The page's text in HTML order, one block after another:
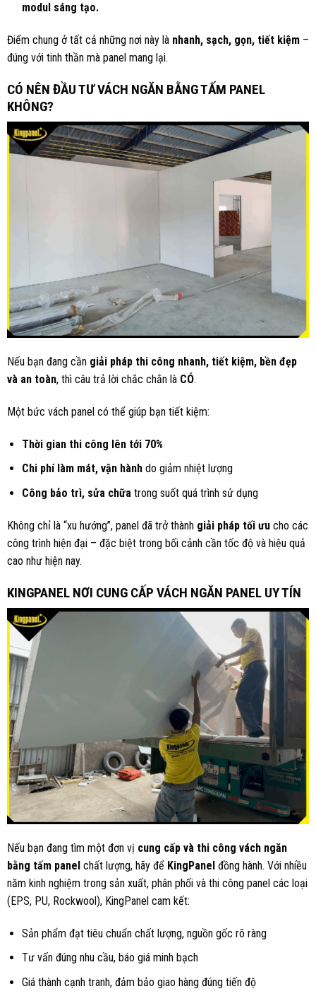
modul sáng tạo.
Điểm chung ở tất cả những nơi này là nhanh, sạch, gọn, tiết kiệm –
đúng với tinh thần mà panel mang lại.
CÓ NÊN ĐẦU TƯ VÁCH NGĂN BẰNG TẤM PANEL
KHÔNG?
Nếu bạn đang cần giải pháp thi công nhanh, tiết kiệm, bền đẹp
và an toàn, thì câu trả lời chắc chắn là CÓ.
Một bức vách panel có thể giúp bạn tiết kiệm:
Thời gian thi công lên tới 70%
Chi phí làm mát, vận hànhdo giảm nhiệt lượng
Công bảo trì, sửa chữatrong suốt quá trình sử dụng
Không chỉ là “xu hướng”, panel đã trở thành giải pháp tối ưu cho các
công trình hiện đại – đặc biệt trong bối cảnh cần tốc độ và hiệu quả
cao như hiện nay.
KINGPANEL NƠI CUNG CẤP VÁCH NGĂN PANEL UY TÍN
Nếu bạn đang tìm một đơn vị cung cấp và thi công vách ngăn
bằng tấm panel chất lượng, hãy để KingPanel đồng hành. Với nhiều
năm kinh nghiệm trong sản xuất, phân phối và thi công panel các loại
(EPS, PU, Rockwool), KingPanel cam kết:
Sản phẩm đạt tiêu chuẩn chất lượng, nguồn gốc rõ ràng
Tư vấn đúng nhu cầu, báo giá minh bạch
Giá thành cạnh tranh, đảm bảo giao hàng đúng tiến độ